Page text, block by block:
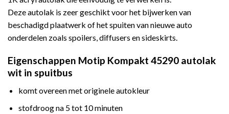
Deze autolak is zeer geschikt voor het bijwerken van
beschadigd plaatwerk of het spuiten van nieuwe auto
onderdelen zoals spoilers, diffusers en sideskirts.
Eigenschappen Motip Kompakt 45290 autolak
wit in spuitbus
komt overeen met originele autokleur
stofdroog na 5 tot 10 minuten